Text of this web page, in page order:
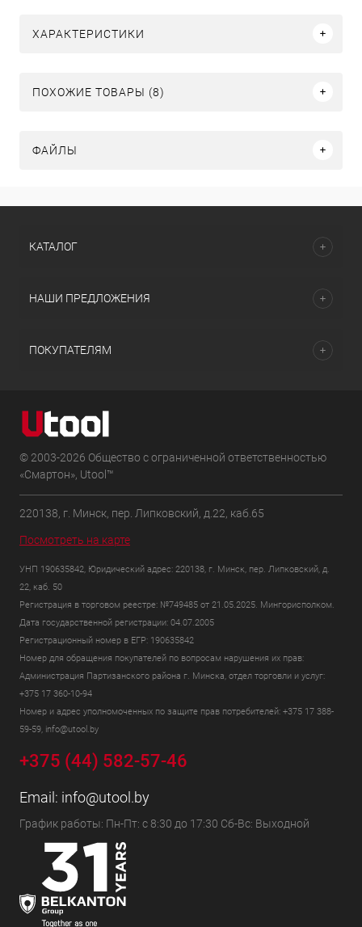
ХАРАКТЕРИСТИКИ
ПОХОЖИЕ ТОВАРЫ (8)
ФАЙЛЫ
КАТАЛОГ
НАШИ ПРЕДЛОЖЕНИЯ
ПОКУПАТЕЛЯМ
© 2003-2026 Общество с ограниченной ответственностью
«Смартон», Utool™
220138, г. Минск, пер. Липковский, д.22, каб.65
Посмотреть на карте
УНП 190635842, Юридический адрес: 220138, г. Минск, пер. Липковский, д.
22, каб. 50
Регистрация в торговом реестре: №749485 от 21.05.2025. Мингорисполком.
Дата государственной регистрации: 04.07.2005
Регистрационный номер в ЕГР: 190635842
Номер для обращения покупателей по вопросам нарушения их прав:
Администрация Партизанского района г. Минска, отдел торговли и услуг:
+375 17 360-10-94
Номер и адрес уполномоченных по защите прав потребителей: +375 17 388-
59-59, info@utool.by
+375 (44) 582-57-46
Email: info@utool.by
График работы: Пн-Пт: с 8:30 до 17:30 Сб-Вс: Выходной